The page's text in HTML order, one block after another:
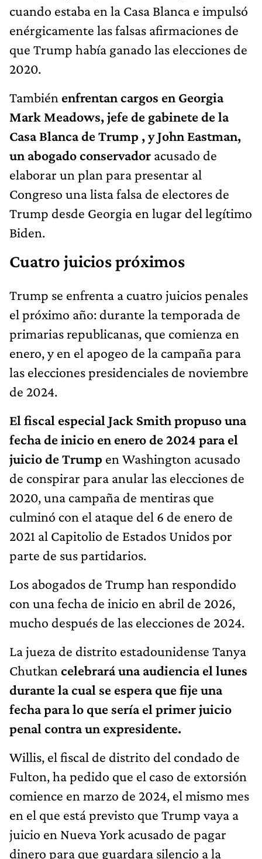
cuando estaba en la Casa Blanca e impulsó
enérgicamente las falsas afirmaciones de
que Trump había ganado las elecciones de
2020.
También enfrentan cargos en Georgia
Mark Meadows, jefe de gabinete de la
Casa Blanca de Trump , y John Eastman,
un abogado conservador acusado de
elaborar un plan para presentar al
Congreso una lista falsa de electores de
Trump desde Georgia en lugar del legítimo
Biden.
Cuatro juicios próximos
Trump se enfrenta a cuatro juicios penales
el próximo año: durante la temporada de
primarias republicanas, que comienza en
enero, y en el apogeo de la campaña para
las elecciones presidenciales de noviembre
de 2024.
El fiscal especial Jack Smith propuso una
fecha de inicio en enero de 2024 para el
juicio de Trump en Washington acusado
de conspirar para anular las elecciones de
2020, una campaña de mentiras que
culminó con el ataque del 6 de enero de
2021 al Capitolio de Estados Unidos por
parte de sus partidarios.
Los abogados de Trump han respondido
con una fecha de inicio en abril de 2026,
mucho después de las elecciones de 2024.
La jueza de distrito estadounidense Tanya
Chutkan celebrará una audiencia el lunes
durante la cual se espera que fije una
fecha para lo que sería el primer juicio
penal contra un expresidente.
Willis, el fiscal de distrito del condado de
Fulton, ha pedido que el caso de extorsión
comience en marzo de 2024, el mismo mes
en el que está previsto que Trump vaya a
juicio en Nueva York acusado de pagar
dinero para que guardara silencio a la